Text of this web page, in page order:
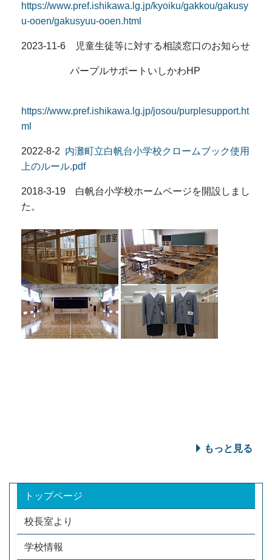
トップページ
校長室より
学校情報
https://www.pref.ishikawa.lg.jp/kyoiku/gakkou/gakusy
u-ooen/gakusyuu-ooen.html
2023-11-6 児童生徒等に対する相談窓口のお知らせ
パープルサポートいしかわHP
https://www.pref.ishikawa.lg.jp/josou/purplesupport.ht
ml
2022-8-2 内灘町立白帆台小学校クロームブック使用
上のルール.pdf
2018-3-19 白帆台小学校ホームページを開設しまし
た。
もっと見る